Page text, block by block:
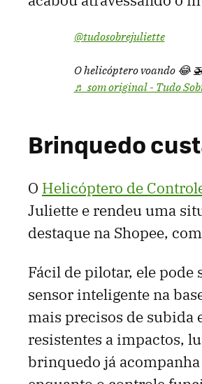
@tudosobrejuliette
O helicóptero voando 😂
♬ som original - Tudo
Brinquedo
O Helicóptero de
Juliette e rendeu uma
destaque na Shopee,
Fácil de pilotar, ele pode
sensor inteligente na
mais precisos de subida
resistentes a impactos,
brinquedo já